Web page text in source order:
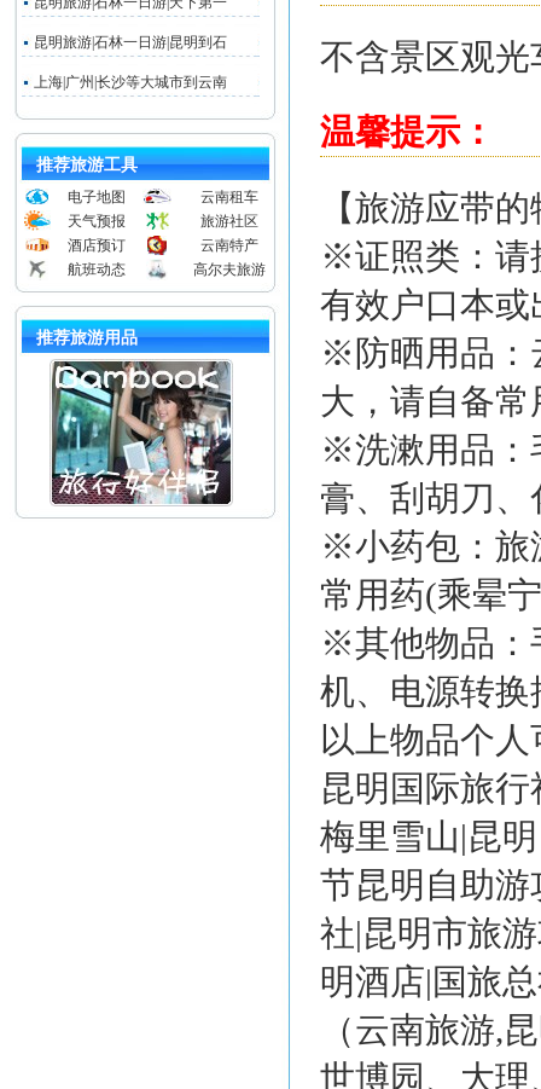
昆明旅游|石林一日游|昆明到石
上海|广州|长沙等大城市到云南
推荐旅游工具
电子地图
云南租车
天气预报
旅游社区
酒店预订
云南特产
航班动态
高尔夫旅游
推荐旅游用品
不含景区观光
温馨提示：
【旅游应带
※证照类：请
有效户口本
※防晒用品：
大，请自备
※洗漱用品：
膏、刮胡刀
※小药包：旅
常用药(乘晕
※其他物品：
机、电源转
以上物品个
昆明国际旅
梅里雪山|昆
节昆明自助游
社|昆明市旅
明酒店|国旅
（云南旅游,
世博园、大